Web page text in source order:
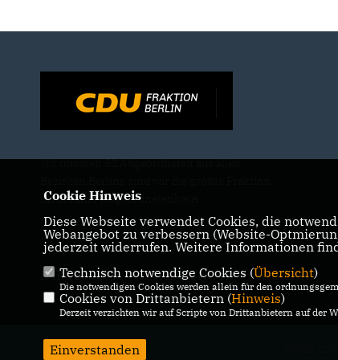
Mit unseren 52 Abgeordneten aus allen
im Berliner Abgeordnetenhaus.
IMPRESSUM DATENSCHUTZ KONTAKT
Cookie Hinweis
Diese Webseite verwendet Cookies, die
Webangebot zu verbessern (Website-
jederzeit widerrufen. Weitere Informationen
Technisch notwendige Cookies (Übersicht)
Die notwendigen Cookies werden allein für den
Cookies von Drittanbietern (Hinweis)
Derzeit verzichten wir auf Scripte von Drittanbietern auf der
Einverstanden